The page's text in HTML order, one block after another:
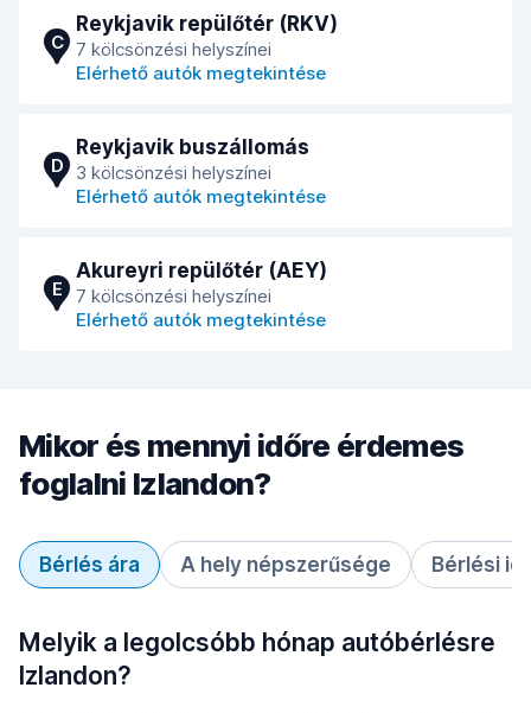
C
Reykjavik repülőtér (RKV)
7 kölcsönzési helyszínei
Elérhető autók megtekintése
D
Reykjavik buszállomás
3 kölcsönzési helyszínei
Elérhető autók megtekintése
E
Akureyri repülőtér (AEY)
7 kölcsönzési helyszínei
Elérhető autók megtekintése
Mikor és mennyi időre érdemes
foglalni Izlandon?
Bérlés ára A hely népszerűsége Bérlési
Melyik a legolcsóbb hónap autóbérlésre
Izlandon?